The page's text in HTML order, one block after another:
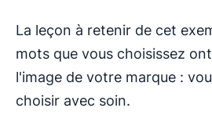
La leçon à retenir de cet
mots que vous choisissez
l'image de votre marque :
choisir avec soin.